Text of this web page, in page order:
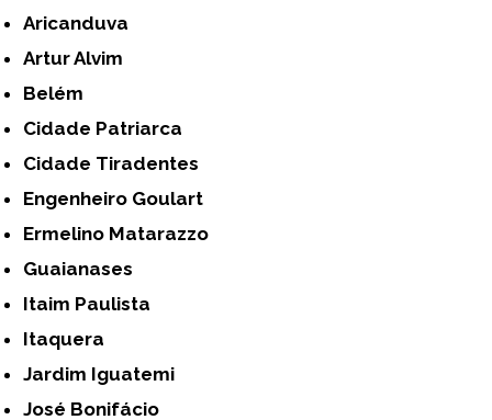
Aricanduva
Artur Alvim
Belém
Cidade Patriarca
Cidade Tiradentes
Engenheiro Goulart
Ermelino Matarazzo
Guaianases
Itaim Paulista
Itaquera
Jardim Iguatemi
José Bonifácio